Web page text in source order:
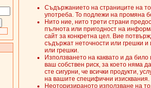
Съдържанието на страниците на
употреба. То подлежи на промяна
Нито ние, нито трети страни
пълнота или пригодност на
сайт за конкретна цел. Вие
съдържат неточности или грешки и
или грешки.
Използването на каквато и да
ваш собствен риск, за което няма
сте сигурни, че всички продукти,
на вашите специфични изисквания.
Неоторизираното използване на